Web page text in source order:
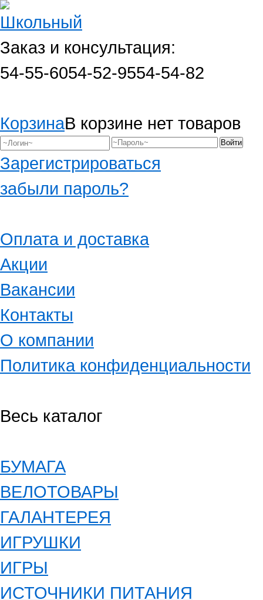
Заказ и консультация:
54-55-6054-52-9554-54-82
КорзинаВ корзине нет товаров
Зарегистрироваться
забыли пароль?
Оплата и доставка
Акции
Вакансии
Контакты
О компании
Политика конфиденциальности
Весь каталог
БУМАГА
ВЕЛОТОВАРЫ
ГАЛАНТЕРЕЯ
ИГРУШКИ
ИГРЫ
ИСТОЧНИКИ ПИТАНИЯ